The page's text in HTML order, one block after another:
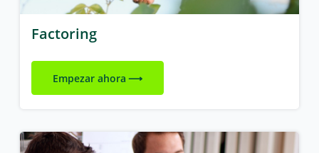
Factoring
Empezar ahora